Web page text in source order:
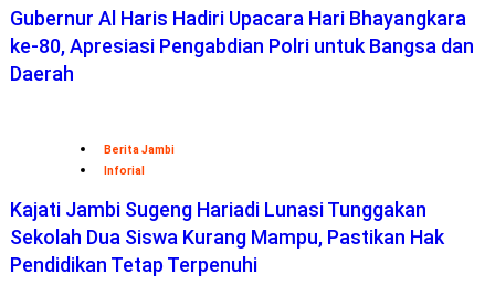
Gubernur Al Haris Hadiri Upacara Hari Bhayangkara
ke-80, Apresiasi Pengabdian Polri untuk Bangsa dan
Daerah
Berita Jambi
Inforial
Kajati Jambi Sugeng Hariadi Lunasi Tunggakan
Sekolah Dua Siswa Kurang Mampu, Pastikan Hak
Pendidikan Tetap Terpenuhi